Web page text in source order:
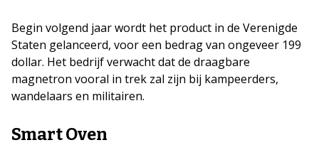
Begin volgend jaar wordt het product in de Verenigde
Staten gelanceerd, voor een bedrag van ongeveer 199
dollar. Het bedrijf verwacht dat de draagbare
magnetron vooral in trek zal zijn bij kampeerders,
wandelaars en militairen.
Smart Oven